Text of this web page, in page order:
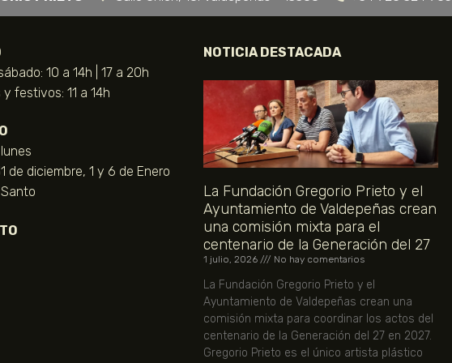
10 a 14h | 17 a 20h
festivos: 11 a 14h
de diciembre, 1 y 6 de Enero
NOTICIA DESTACADA
La Fundación Gregorio Prieto y el
Ayuntamiento de Valdepeñas crean
una comisión mixta para el
centenario de la Generación del 27
1 julio, 2026 No hay comentarios
La Fundación Gregorio Prieto y el
Ayuntamiento de Valdepeñas crean una
comisión mixta para coordinar los actos del
centenario de la Generación del 27 en 2027.
Gregorio Prieto es el único artista plástico